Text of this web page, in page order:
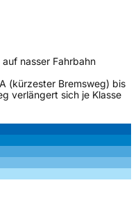
nasser Fahrbahn
(kürzester Bremsweg) bis
verlängert sich je Klasse